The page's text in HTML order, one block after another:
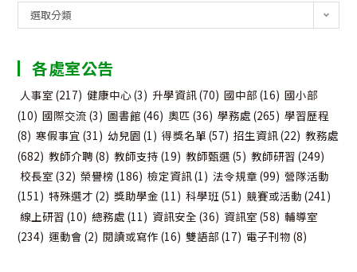
告
類
選取分類
各處室公告
人事室 (217) 健康中心(3) 升學資訊(70) 國中部 (16) 國小部
(10) 國際交流 (3) 圖書館 (46) 奧匹 (36) 學務處 (265) 學習歷程
(8) 寒假事宜 (31) 幼兒園 (1) 得獎名單 (57) 招生資訊(22) 教務處
(682) 教師介聘(8) 教師支持 (19) 教師甄選 (5) 教師研習 (249)
校長室 (32) 榮譽榜 (186) 檢定資訊(1) 法令規章 (99) 營隊活動
(151) 特殊選才 (2) 獎助學金 (11) 科學班(51) 競賽或活動 (241)
線上研習 (10) 總務處 (11) 資訊安全 (36) 資訊室 (58) 輔導室
(234) 運動會 (2) 閱讀或寫作 (16) 雙語部 (17) 電子刊物 (8)